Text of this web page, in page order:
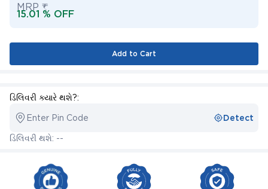
MRP ₹
15.01 % OFF
Add to Cart
ડિલિવરી ક્યારે થશે?:
Enter Pin Code Detect
ડિલિવરી થશે: --